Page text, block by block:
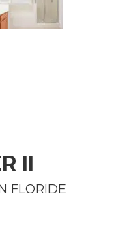
II
FLORIDE